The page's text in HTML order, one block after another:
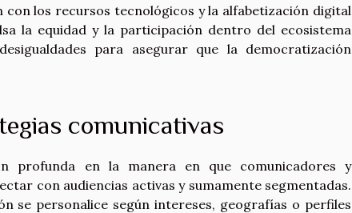
con los recursos tecnológicos y la alfabetización digital
la equidad y la participación dentro del ecosistema
para asegurar que la democratización
comunicativas
profunda en la manera en que comunicadores y
con audiencias activas y sumamente segmentadas.
se personalice según intereses, geografías o perfiles